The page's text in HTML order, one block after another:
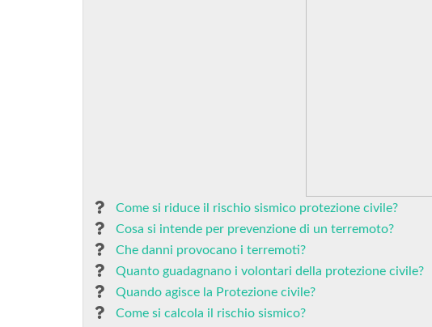
Come si riduce il rischio sismico protezione civile?
Cosa si intende per prevenzione di un terremoto?
Che danni provocano i terremoti?
Quanto guadagnano i volontari della protezione civile?
Quando agisce la Protezione civile?
Come si calcola il rischio sismico?